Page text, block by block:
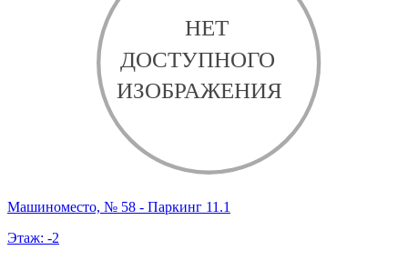
Машиноместо, № 58 - Паркинг 11.1
Этаж: -2